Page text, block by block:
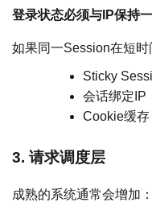
登录状态必须与IP保持一
如果同一Session在短时
Sticky
会话绑定IP
Cookie缓存
3. 请求调度层
成熟的系统通常会增加：